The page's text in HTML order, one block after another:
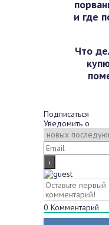
Что
Подписаться
Уведомить о
0 Комментарий